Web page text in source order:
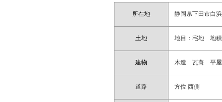
所在地 静岡県下田市白
土地 地目：宅地 地
建物 木造 瓦葺 平屋
道路 方位 西側